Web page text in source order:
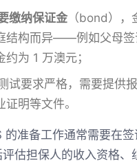
缴纳保证金（bond），
结构而异——例如父母签
为 1 万澳元；
试要求严格，需要提供
明等文件。
的准备工作通常需要在签
估担保人的收入资格、